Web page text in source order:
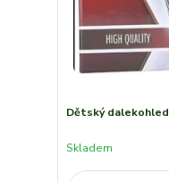
Dětský dalekohled
Skladem